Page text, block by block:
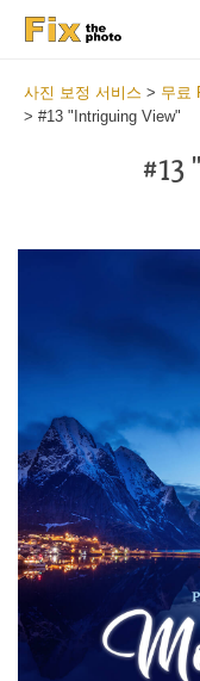
사진 보정 서비스 > 무료
> #13 "Intriguing View"
#13
Free Moon Overlay
Small 800*533px